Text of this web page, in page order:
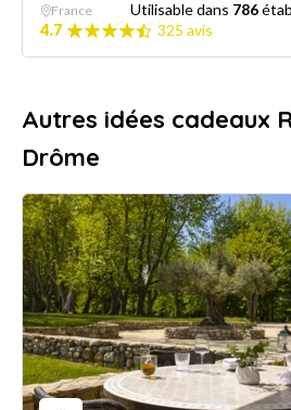
France Utilisable dans 786
4.7
325 avis
Autres idées cadeaux
Drôme